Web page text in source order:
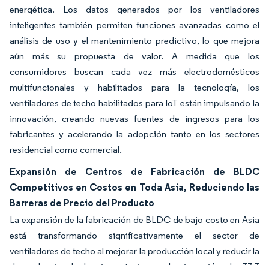
energética. Los datos generados por los ventiladores
inteligentes también permiten funciones avanzadas como el
análisis de uso y el mantenimiento predictivo, lo que mejora
aún más su propuesta de valor. A medida que los
consumidores buscan cada vez más electrodomésticos
multifuncionales y habilitados para la tecnología, los
ventiladores de techo habilitados para IoT están impulsando la
innovación, creando nuevas fuentes de ingresos para los
fabricantes y acelerando la adopción tanto en los sectores
residencial como comercial.
Expansión de Centros de Fabricación de BLDC
Competitivos en Costos en Toda Asia, Reduciendo las
Barreras de Precio del Producto
La expansión de la fabricación de BLDC de bajo costo en Asia
está transformando significativamente el sector de
ventiladores de techo al mejorar la producción local y reducir la